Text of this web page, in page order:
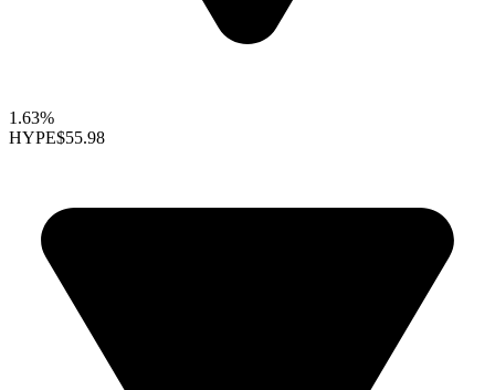
1.63%
HYPE$55.98